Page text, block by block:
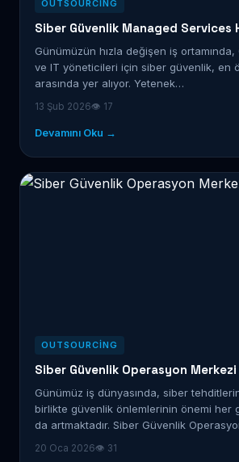
OUTSOURCING
Siber Güvenlik Managed Services
Günümüzün hızla değişen iş ortamında,
ve IT yöneticileri için siber güvenlik, en
arasında yer alıyor. Yetenek…
13 Şub 2026👁 17
Devamını Oku →
OUTSOURCING
Siber Güvenlik Operasyon
Günümüz iş dünyasında, siber
birlikte güvenlik önlemlerinin önemi her
da artmaktadır. Siber Güvenlik
20 Oca 2026👁 31